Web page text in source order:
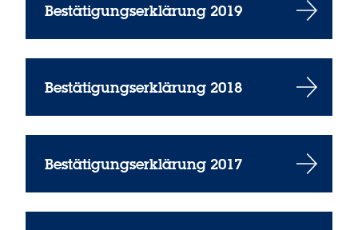
Bestätigungserklärung 2019
Bestätigungserklärung 2018
Bestätigungserklärung 2017